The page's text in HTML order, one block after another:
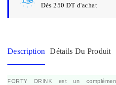
Dès 250 DT d'achat
Description Détails Du Produit
FORTY DRINK est un